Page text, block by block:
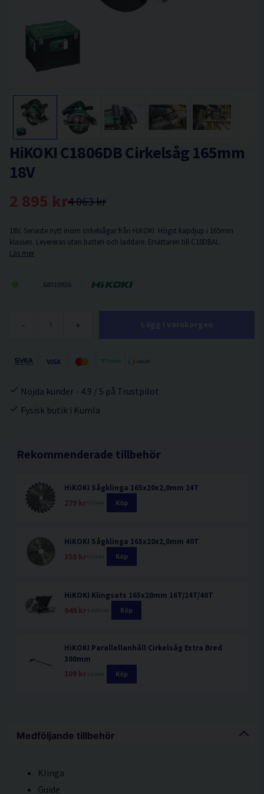
Medföljande tillbehör
Klinga
Guide
HiKOKI C1806DB Cirkelsåg 165mm
18V
4 063 kr
2 895 kr
18V. Senaste nytt inom cirkelsågar från HiKOKI. Högst kapdjup i 165mm
klassen. Levereras utan batteri och laddare. Ersättaren till C18DBAL.
Läs mer
68010936
- +
Nöjda kunder - 4.9 / 5 på Trustpilot
Fysisk butik i Kumla
Rekommenderade tillbehör
HiKOKI Sågklinga 165x20x2,0mm 24T
279 kr Köp
HiKOKI Sågklinga 165x20x2,0mm 40T
359 kr Köp
HiKOKI Klingsats 165x20mm 16T/24T/40T
949 kr Köp
HiKOKI Parallellanhåll Cirkelsåg Extra Bred
300mm
109 kr Köp